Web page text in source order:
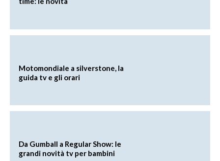
Motomondiale a silverstone, la
guida tv e gli orari
Da Gumball a Regular Show: le
grandi novità tv per bambini